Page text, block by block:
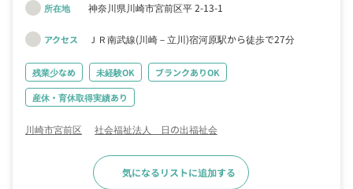
所在地 神奈川県川崎市宮前区平 2-13-1
アクセス ＪＲ南武線(川崎－立川)宿河原駅から徒歩で27分
残業少なめ 未経験OK
ブランクありOK
産休・育休取得実績あり
川崎市宮前区 社会福祉法人 日の出福祉会
気になるリストに追加する